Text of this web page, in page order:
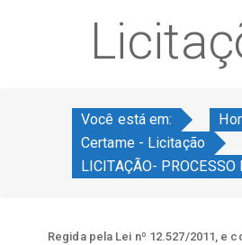
Você está em:
Certame - Licitação
LICITAÇÃO-
Regida pela Lei nº 12.527/2011, e